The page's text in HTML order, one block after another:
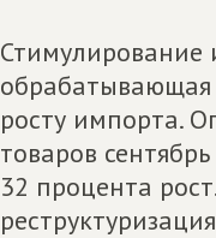
Стимулирование
обрабатывающая
росту импорта.
товаров
32 процента